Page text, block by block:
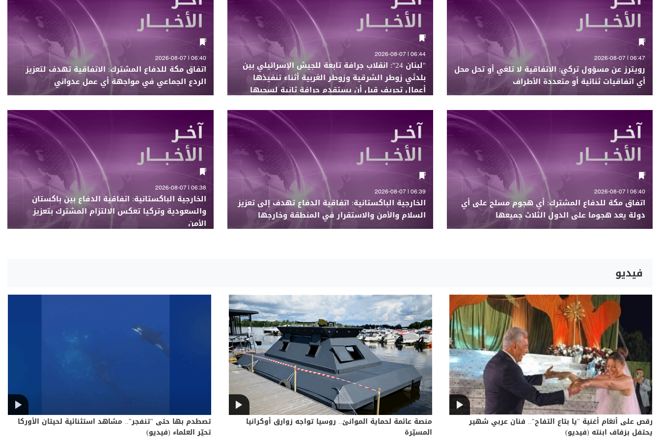
06:47 | 2026-08-07
رويترز عن مسؤول تركي: الاتفاقية لا تلغي أو تحل محل
أي اتفاقيات ثنائية أو متعددة الأطراف
06:44 | 2026-08-07
"لبنان 24": انقلاب جرافة تابعة للجيش الإسرائيلي بين
بلدتَي زوطر الشرقية وزوطر الغربية أثناء تنفيذها
أعمال تجريف قبل أن يستقدم جرافة ثانية لسحبها
06:40 | 2026-08-07
اتفاق مكة للدفاع المشترك: الاتفاقية تهدف لتعزيز
الردع الجماعي في مواجهة أي عمل عدواني
06:40 | 2026-08-07
اتفاق مكة للدفاع المشترك: أي هجوم مسلح على أي
دولة يعد هجوما على الدول الثلاث جميعها
06:39 | 2026-08-07
الخارجية الباكستانية: اتفاقية الدفاع تهدف إلى تعزيز
السلام والأمن والاستقرار في المنطقة وخارجها
06:38 | 2026-08-07
الخارجية الباكستانية: اتفاقية الدفاع بين باكستان
والسعودية وتركيا تعكس الالتزام المشترك بتعزيز
الأمن
فيديو
رقص على أنغام أغنية "يا بتاع التفاح".. فنان عربي شهير
يحتفل بزفاف ابنته (فيديو)
منصة عائمة لحماية الموانئ.. روسيا تواجه زوارق أوكرانيا
المسيّرة
تصطدم بها حتى "تنفجر".. مشاهد استثنائية لحيتان الأوركا
تحيّر العلماء (فيديو)